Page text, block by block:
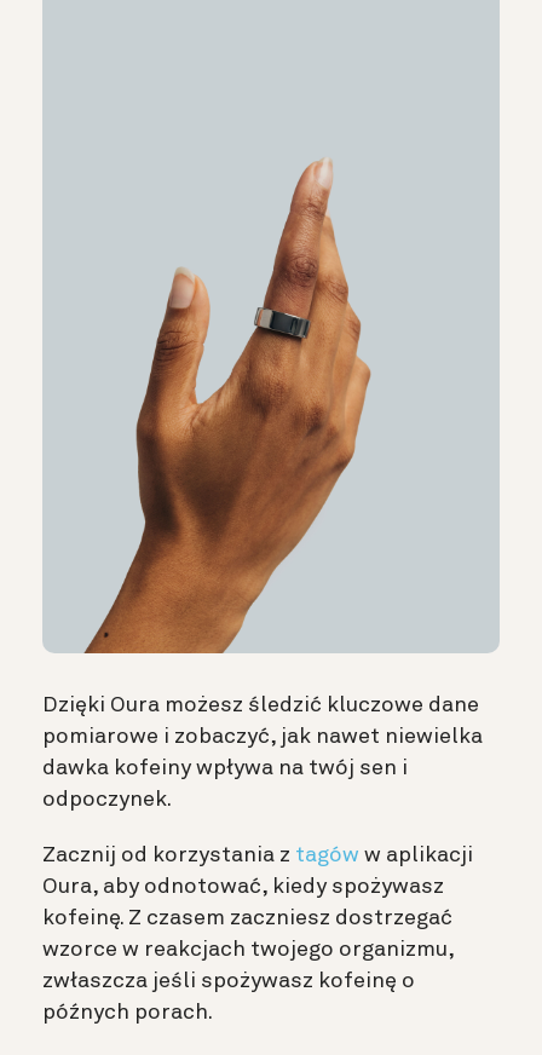
Dzięki Oura możesz śledzić kluczowe dane
pomiarowe i zobaczyć, jak nawet niewielka
dawka kofeiny wpływa na twój sen i
odpoczynek.
Zacznij od korzystania z tagów w aplikacji
Oura, aby odnotować, kiedy spożywasz
kofeinę. Z czasem zaczniesz dostrzegać
wzorce w reakcjach twojego organizmu,
zwłaszcza jeśli spożywasz kofeinę o
późnych porach.